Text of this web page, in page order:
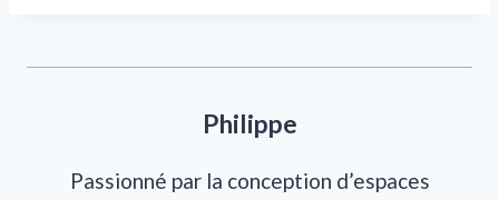
Philippe
Passionné par la conception d’espaces